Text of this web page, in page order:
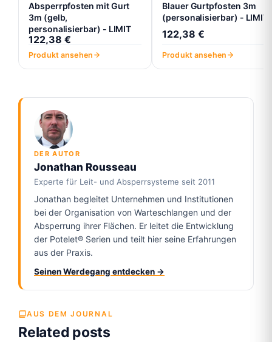
Absperrpfosten mit Gurt
3m (gelb,
personalisierbar) - LIMIT
122,38 €
Produkt ansehen
Blauer Gurtpfosten 3m
(personalisierbar) - LIMIT
122,38 €
Produkt ansehen
DER AUTOR
Jonathan Rousseau
Experte für Leit- und Absperrsysteme seit 2011
Jonathan begleitet Unternehmen und Institutionen
bei der Organisation von Warteschlangen und der
Absperrung ihrer Flächen. Er leitet die Entwicklung
der Potelet® Serien und teilt hier seine Erfahrungen
aus der Praxis.
Seinen Werdegang entdecken →
AUS DEM JOURNAL
Related posts